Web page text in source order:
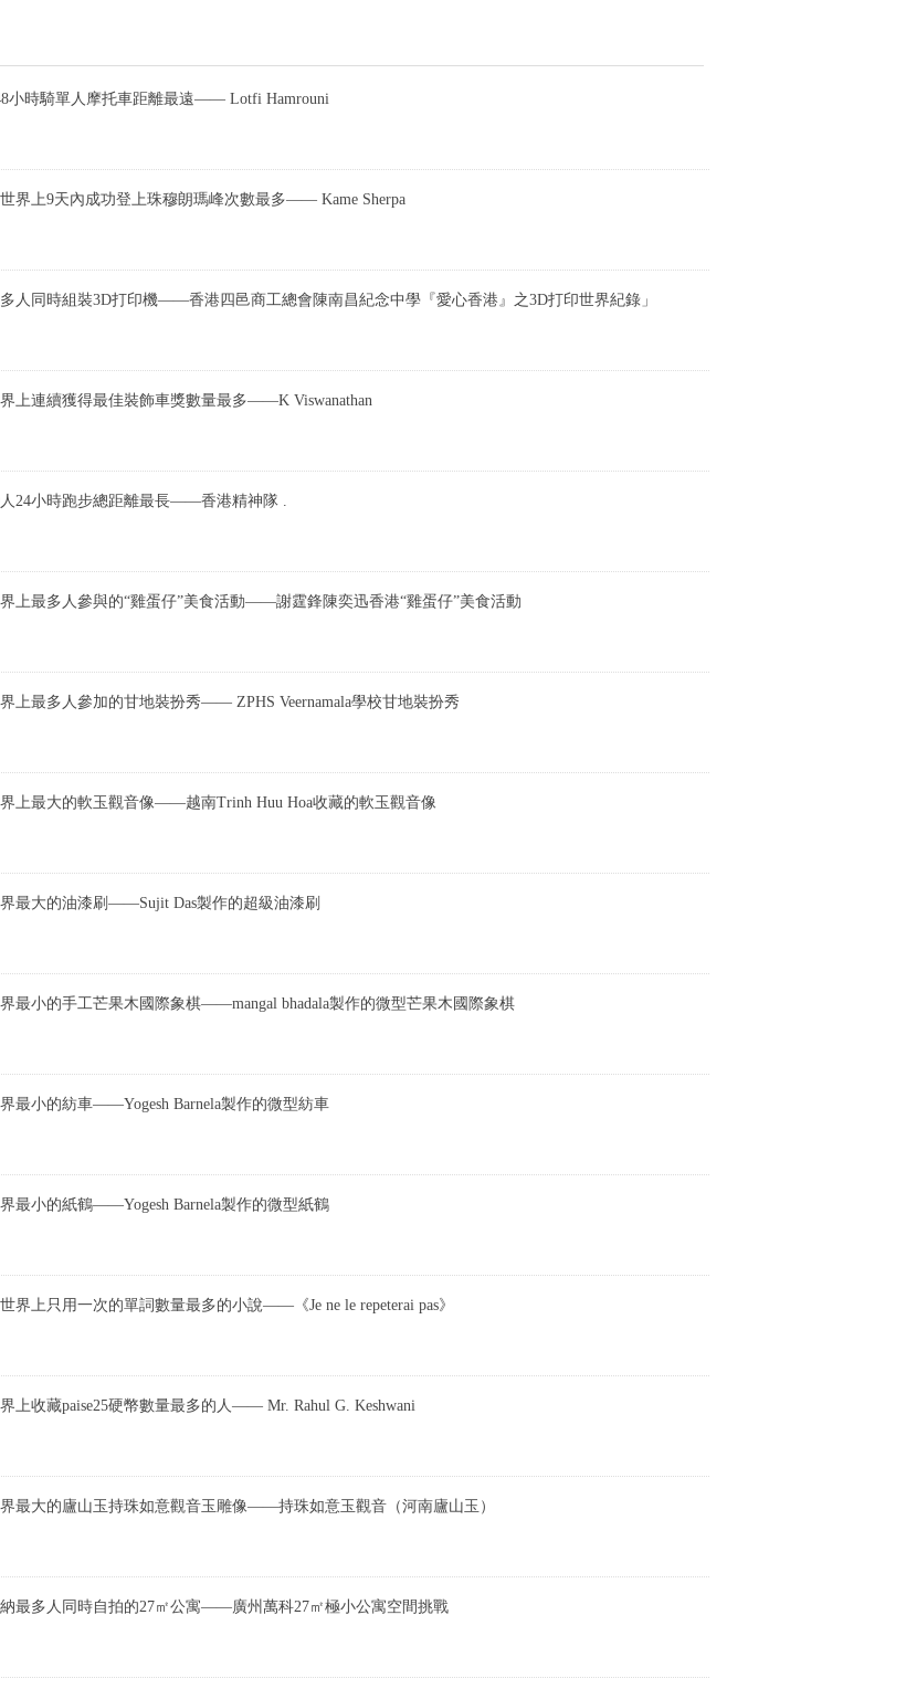
聯酋: 48小時騎單人摩托車距離最遠—— Lotfi Hamrouni
界上9天內成功登上珠穆朗瑪峰次數最多—— Kame Sherpa
人同時組裝3D打印機——香港四邑商工總會陳南昌紀念中學『愛心香港』之3D打印世界紀錄」
印度：世界上連續獲得最佳裝飾車獎數量最多——K Viswanathan
24小時跑步總距離最長——香港精神隊 .
上最多人參與的“雞蛋仔”美食活動——謝霆鋒陳奕迅香港“雞蛋仔”美食活動
上最多人參加的甘地裝扮秀—— ZPHS Veernamala學校甘地裝扮秀
上最大的軟玉觀音像——越南Trinh Huu Hoa收藏的軟玉觀音像
最大的油漆刷——Sujit Das製作的超級油漆刷
最小的手工芒果木國際象棋——mangal bhadala製作的微型芒果木國際象棋
最小的紡車——Yogesh Barnela製作的微型紡車
最小的紙鶴——Yogesh Barnela製作的微型紙鶴
界上只用一次的單詞數量最多的小說——《Je ne le repeterai pas》
上收藏paise25硬幣數量最多的人—— Mr. Rahul G. Keshwani
最大的廬山玉持珠如意觀音玉雕像——持珠如意玉觀音（河南廬山玉）
最多人同時自拍的27㎡公寓——廣州萬科27㎡極小公寓空間挑戰